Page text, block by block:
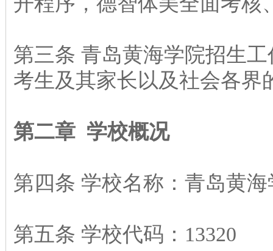
第三条 青岛黄海学院招生
考生及其家长以及社会各界
第二章 学校概况
第四条 学校名称：青岛黄海
第五条 学校代码：13320